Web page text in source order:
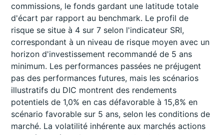
commissions, le fonds gardant une latitude totale
d'écart par rapport au benchmark. Le profil de
risque se situe à 4 sur 7 selon l'indicateur SRI,
correspondant à un niveau de risque moyen avec un
horizon d'investissement recommandé de 5 ans
minimum. Les performances passées ne préjugent
pas des performances futures, mais les scénarios
illustratifs du DIC montrent des rendements
potentiels de 1,0% en cas défavorable à 15,8% en
scénario favorable sur 5 ans, selon les conditions de
marché. La volatilité inhérente aux marchés actions